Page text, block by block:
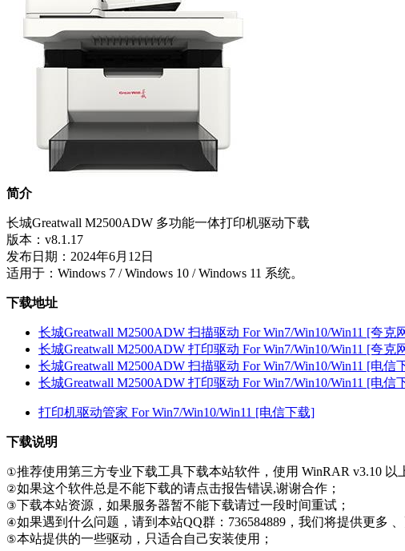
简介
长城Greatwall M2500ADW 多功能一体打印机驱动下载
版本：v8.1.17
发布日期：2024年6月12日
适用于：Windows 7 / Windows 10 / Windows 11 系统。
下载地址
长城Greatwall M2500ADW 扫描驱动 For Win7/Win10/Win11 [夸克
长城Greatwall M2500ADW 打印驱动 For Win7/Win10/Win11 [夸克
长城Greatwall M2500ADW 扫描驱动 For Win7/Win10/Win11 [电信
长城Greatwall M2500ADW 打印驱动 For Win7/Win10/Win11 [电信
打印机驱动管家 For Win7/Win10/Win11 [电信下载]
下载说明
①推荐使用第三方专业下载工具下载本站软件，使用 WinRAR v3.10 以
②如果这个软件总是不能下载的请点击报告错误,谢谢合作；
③下载本站资源，如果服务器暂不能下载请过一段时间重试；
④如果遇到什么问题，请到本站QQ群：736584889，我们将提供更多 、
⑤本站提供的一些驱动，只适合自己安装使用；